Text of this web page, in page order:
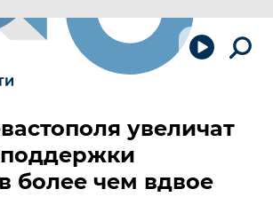
увеличат
более чем вдвое